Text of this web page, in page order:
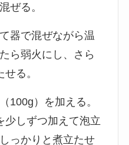
ぜる。
器で混ぜながら温
ら弱火にし、さら
る。
100g）を加える。
少しずつ加えて泡立
っかりと煮立たせ